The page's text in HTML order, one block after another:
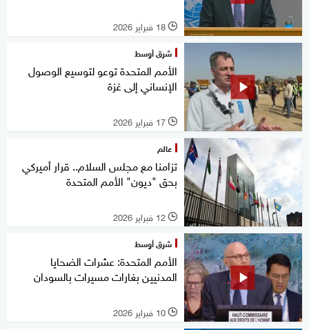
l 18 فبراير 2026
شرق أوسط
الأمم المتحدة توعو لتوسيع الوصول
الإنساني إلى غزة
l 17 فبراير 2026
عالم
تزامنا مع مجلس السلام.. قرار أميركي
بحق "ديون" الأمم المتحدة
l 12 فبراير 2026
شرق أوسط
الأمم المتحدة: عشرات الضحايا
المدنيين بغارات مسيرات بالسودان
l 10 فبراير 2026